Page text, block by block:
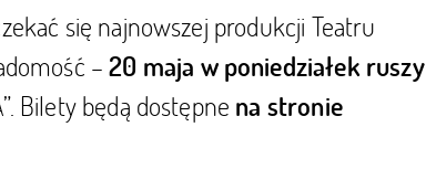
się najnowszej produkcji Teatru
–20 maja w poniedziałek ruszy
Bilety będą dostępne na stronie